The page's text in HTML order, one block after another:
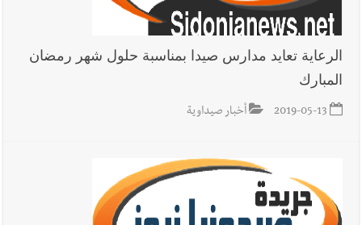
الرعاية تعايد مدارس صيدا بمناسبة حلول شهر رمضان
المبارك
2019-05-13 أخبار صيداوية